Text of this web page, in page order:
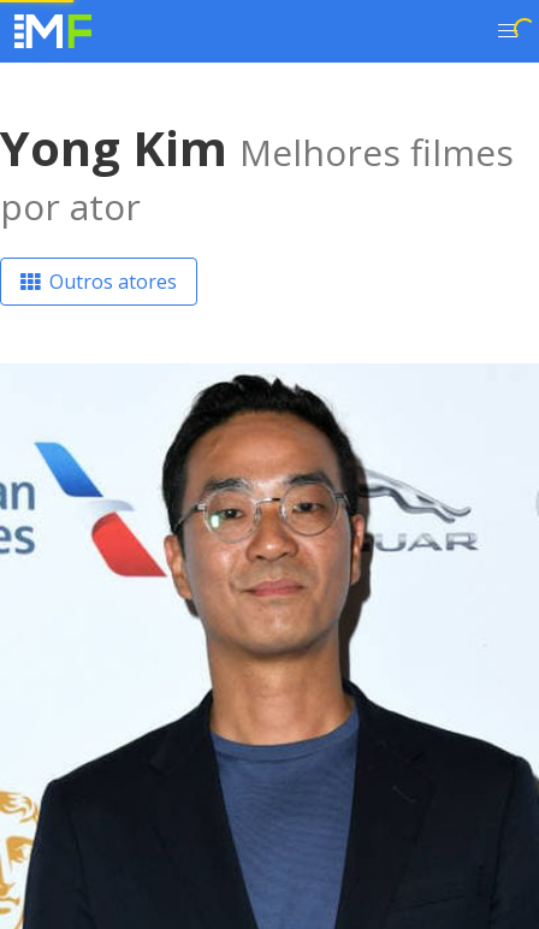
Yong Kim Melhores filmes
por ator
Outros atores